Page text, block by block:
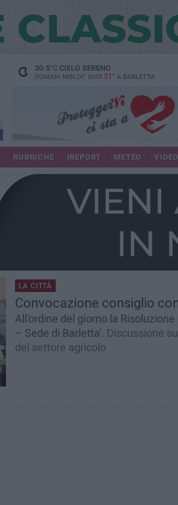
30.5°CCIELO SERENO
DOMANI MIN 24° MAX 31° A BARLETTA
RUBRICHE IREPORT METEO VIDEO
LA CITTÀ
Convocazione consiglio
All'ordine del giorno la Risoluzione
– Sede di Barletta'. Discussione
del settore agricolo